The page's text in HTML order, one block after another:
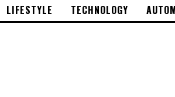
LIFESTYLE TECHNOLOGY